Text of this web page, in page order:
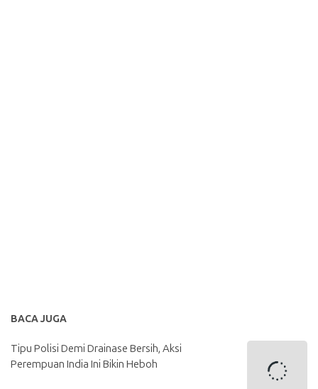
BACA JUGA
Tipu Polisi Demi Drainase Bersih, Aksi
Perempuan India Ini Bikin Heboh